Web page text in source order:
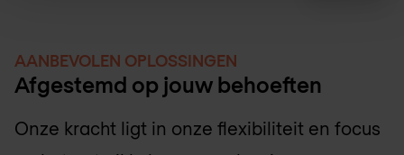
AANBEVOLEN OPLOSSINGEN
Afgestemd op jouw behoeften
Onze kracht ligt in onze flexibiliteit en focus